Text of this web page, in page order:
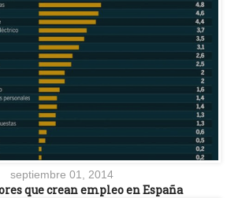
septiembre 01, 2014
que crean empleo en España